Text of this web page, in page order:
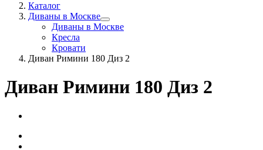
Каталог
Диваны в Москве
Диваны в Москве
Кресла
Кровати
Диван Римини 180 Диз 2
Диван Римини 180 Диз 2